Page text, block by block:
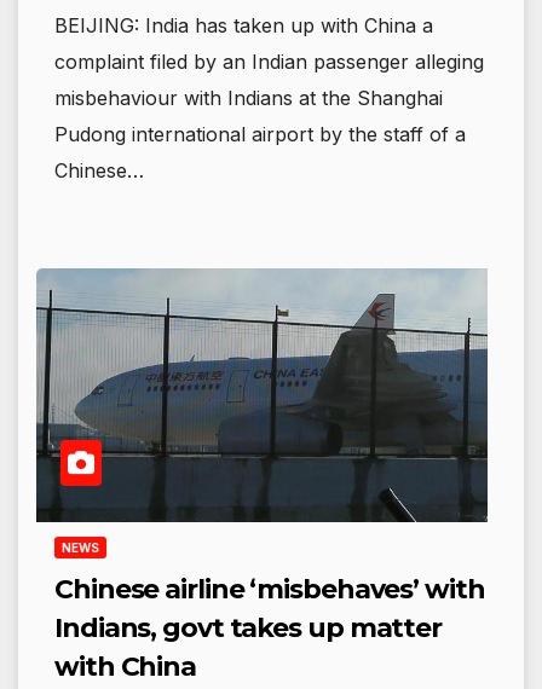
BEIJING: India has taken up with China a
complaint filed by an Indian passenger alleging
misbehaviour with Indians at the Shanghai
Pudong international airport by the staff of a
Chinese…
NEWS
Chinese airline ‘misbehaves’ with
Indians, govt takes up matter
with China